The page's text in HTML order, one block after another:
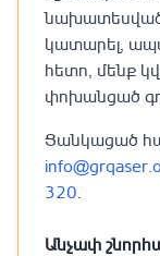
նախատեսված
կատարել,
հետո, մենք
փոխանցած
Ցանկացած
320.
Անչափ